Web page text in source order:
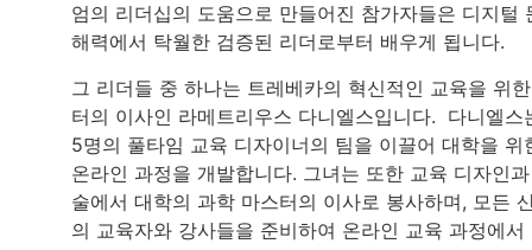
엄의 리더십의 도움으로 만들어진 참가자들은 디지털
해력에서 탁월한 검증된 리더로부터 배우게 됩니다.
그 리더들 중 하나는 트레베카의 혁신적인 교육을 위
터의 이사인 라메트리우스 다니엘스입니다. 다니엘스
5명의 풀타임 교육 디자이너의 팀을 이끌어 대학을 위
온라인 과정을 개발합니다. 그녀는 또한 교육 디자인
술에서 대학의 과학 마스터의 이사로 봉사하며, 모든
의 교육자와 강사들을 준비하여 온라인 교육 과정에서